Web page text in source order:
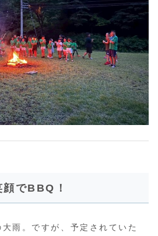
でBBQ！
雨。ですが、予定されていた